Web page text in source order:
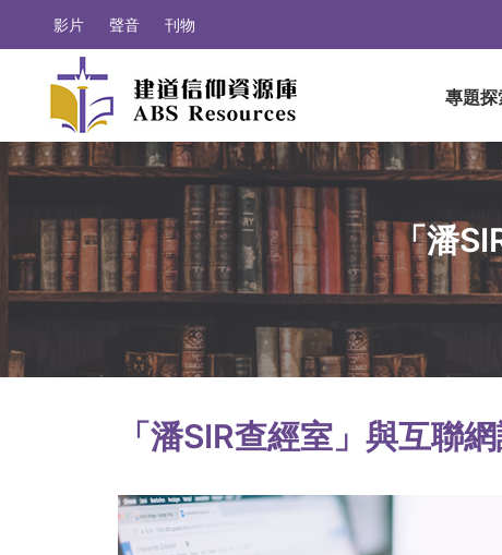
影片 聲音 刊物
專題探
「潘
「潘SIR查經室」與互聯